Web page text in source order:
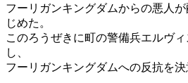
フーリガンキングダムからの悪人
じめた。
このろうぜきに町の警備兵エルヴ
し、
フーリガンキングダムへの反抗を決